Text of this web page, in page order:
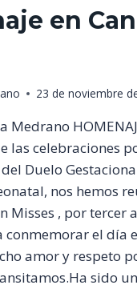
en Can
23 de noviembre
Medrano
las celebraciones
Duelo
nos hemos
Misses , por tercer
conmemorar el día
amor y respeto
sido un